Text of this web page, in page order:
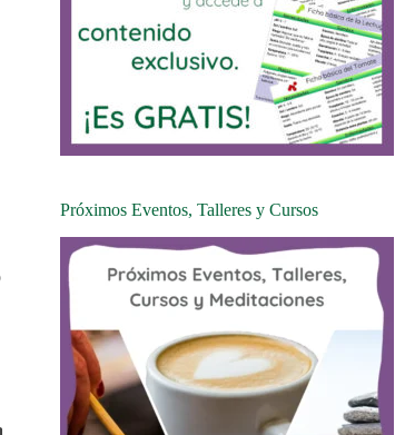
Próximos Eventos, Talleres y Cursos